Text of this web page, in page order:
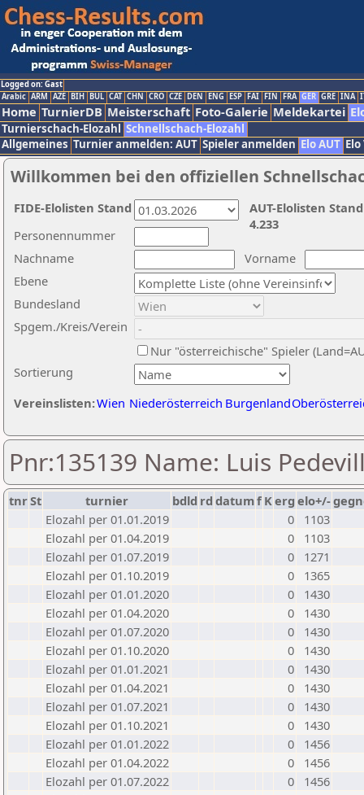
Logged on: Gast
Arabic ARM AZE BIH BUL CAT CHN CRO CZE DEN ENG ESP FAI FIN FRA GER GRE INA
Home TurnierDB Meisterschaft Foto-Galerie Meldekartei
Turnierschach-Elozahl Schnellschach-Elozahl
Allgemeines Turnier anmelden: AUT Spieler anmelden Elo AUT
Willkommen bei den offiziellen
Nachname
Vorname
Ebene
Sortierung
Personennummer
Bundesland
Spgem./Kreis/Verein
Nur "österreichische" Spieler
Vereinslisten:Wien Niederösterreich Burgenland
AUT-Elolisten
4.233
FIDE-Elolisten Stand
Pnr:135139 Name: Luis
tnrSt turnier bdld rd datumf Kerg elo+/-
Elozahl per 01.01.2019
0
1103
Elozahl per 01.04.2019
0
1103
Elozahl per 01.07.2019
0
1271
Elozahl per 01.10.2019
0
1365
Elozahl per 01.01.2020
0
1430
Elozahl per 01.04.2020
0
1430
Elozahl per 01.07.2020
0
1430
Elozahl per 01.10.2020
0
1430
Elozahl per 01.01.2021
0
1430
Elozahl per 01.04.2021
0
1430
Elozahl per 01.07.2021
0
1430
Elozahl per 01.10.2021
0
1430
Elozahl per 01.01.2022
0
1456
Elozahl per 01.04.2022
0
1456
Elozahl per 01.07.2022
0
1456